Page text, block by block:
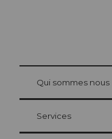
Carte d’hôte
Vos avantages en tant
at Bre
Qui sommes nous
Services